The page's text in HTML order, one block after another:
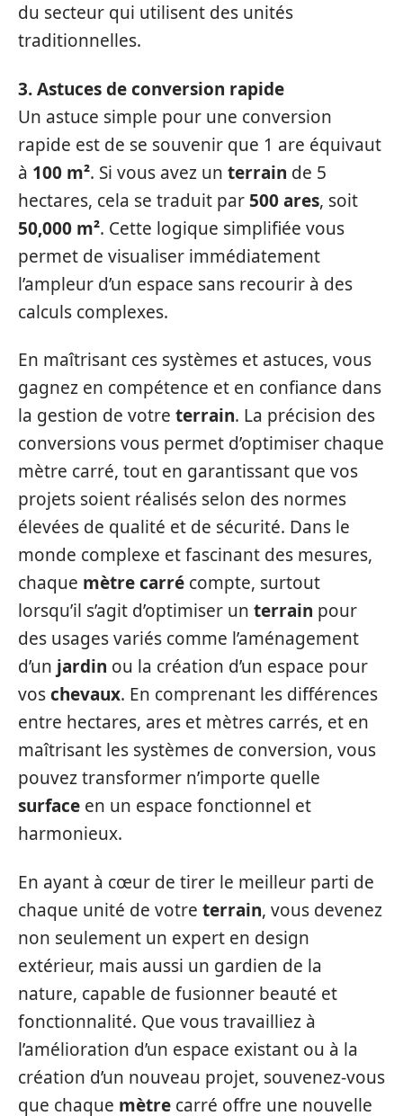
du secteur qui utilisent des unités
traditionnelles.
3. Astuces de conversion rapide
Un astuce simple pour une conversion
rapide est de se souvenir que 1 are équivaut
à 100 m². Si vous avez un terrain de 5
hectares, cela se traduit par 500 ares, soit
50,000 m². Cette logique simplifiée vous
permet de visualiser immédiatement
l’ampleur d’un espace sans recourir à des
calculs complexes.
En maîtrisant ces systèmes et astuces, vous
gagnez en compétence et en confiance dans
la gestion de votre terrain. La précision des
conversions vous permet d’optimiser chaque
mètre carré, tout en garantissant que vos
projets soient réalisés selon des normes
élevées de qualité et de sécurité. Dans le
monde complexe et fascinant des mesures,
chaque mètre carré compte, surtout
lorsqu’il s’agit d’optimiser un terrain pour
des usages variés comme l’aménagement
d’un jardin ou la création d’un espace pour
voschevaux. En comprenant les différences
entre hectares, ares et mètres carrés, et en
maîtrisant les systèmes de conversion, vous
pouvez transformer n’importe quelle
surface en un espace fonctionnel et
harmonieux.
En ayant à cœur de tirer le meilleur parti de
chaque unité de votre terrain, vous devenez
non seulement un expert en design
extérieur, mais aussi un gardien de la
nature, capable de fusionner beauté et
fonctionnalité. Que vous travailliez à
l’amélioration d’un espace existant ou à la
création d’un nouveau projet, souvenez-vous
que chaque mètre carré offre une nouvelle